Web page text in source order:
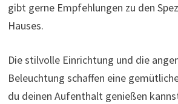
gibt gerne Empfehlungen zu den
Hauses.
Die stilvolle Einrichtung und die
Beleuchtung schaffen eine
du deinen Aufenthalt genießen